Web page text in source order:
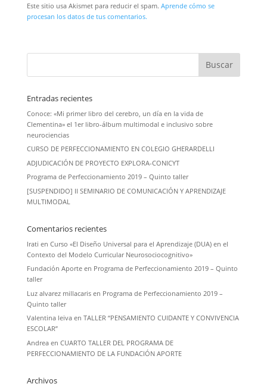
Este sitio usa Akismet para reducir el spam. Aprende cómo se
procesan los datos de tus comentarios.
Entradas recientes
Conoce: «Mi primer libro del cerebro, un día en la vida de
Clementina» el 1er libro-álbum multimodal e inclusivo sobre
neurociencias
CURSO DE PERFECCIONAMIENTO EN COLEGIO GHERARDELLI
ADJUDICACIÓN DE PROYECTO EXPLORA-CONICYT
Programa de Perfeccionamiento 2019 – Quinto taller
[SUSPENDIDO] II SEMINARIO DE COMUNICACIÓN Y APRENDIZAJE
MULTIMODAL
Comentarios recientes
Irati en Curso «El Diseño Universal para el Aprendizaje (DUA) en el
Contexto del Modelo Curricular Neurosociocognitivo»
Fundación Aporteen Programa de Perfeccionamiento 2019 – Quinto
taller
Luz alvarez millacarisen Programa de Perfeccionamiento 2019 –
Quinto taller
Valentina leivaen TALLER “PENSAMIENTO CUIDANTE Y CONVIVENCIA
ESCOLAR”
Andreaen CUARTO TALLER DEL PROGRAMA DE
PERFECCIONAMIENTO DE LA FUNDACIÓN APORTE
Archivos